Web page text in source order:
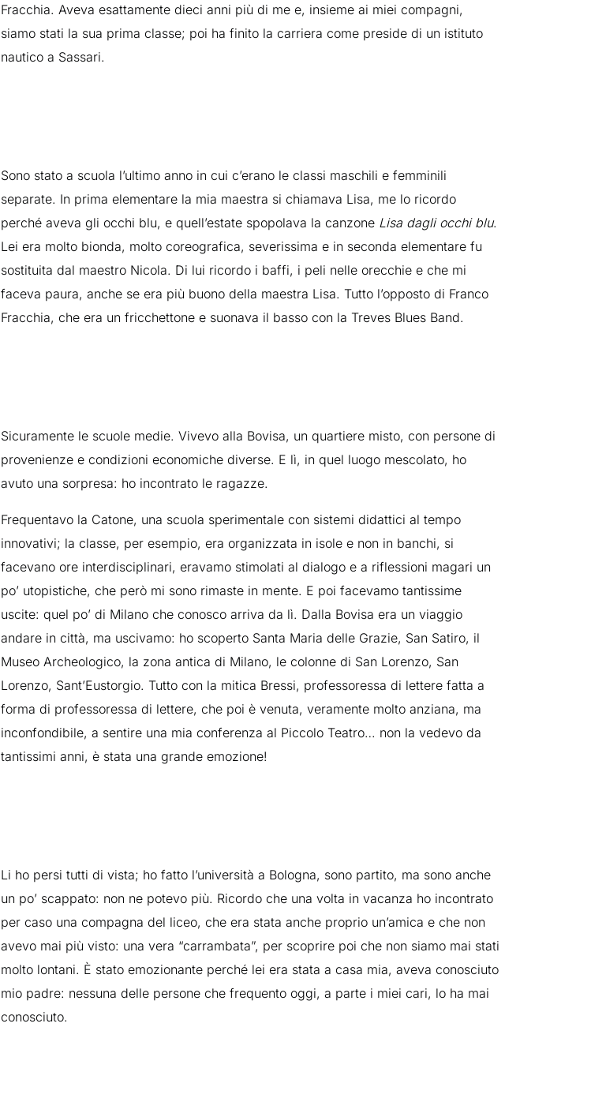
Fracchia. Aveva esattamente dieci anni più di me e, insieme ai miei compagni,
siamo stati la sua prima classe; poi ha finito la carriera come preside di un istituto
nautico a Sassari.
Sono stato a scuola l’ultimo anno in cui c’erano le classi maschili e femminili
separate. In prima elementare la mia maestra si chiamava Lisa, me lo ricordo
perché aveva gli occhi blu, e quell’estate spopolava la canzone Lisa dagli occhi blu.
Lei era molto bionda, molto coreografica, severissima e in seconda elementare fu
sostituita dal maestro Nicola. Di lui ricordo i baffi, i peli nelle orecchie e che mi
faceva paura, anche se era più buono della maestra Lisa. Tutto l’opposto di Franco
Fracchia, che era un fricchettone e suonava il basso con la Treves Blues Band.
Sicuramente le scuole medie. Vivevo alla Bovisa, un quartiere misto, con persone di
provenienze e condizioni economiche diverse. E lì, in quel luogo mescolato, ho
avuto una sorpresa: ho incontrato le ragazze.
Frequentavo la Catone, una scuola sperimentale con sistemi didattici al tempo
innovativi; la classe, per esempio, era organizzata in isole e non in banchi, si
facevano ore interdisciplinari, eravamo stimolati al dialogo e a riflessioni magari un
po’ utopistiche, che però mi sono rimaste in mente. E poi facevamo tantissime
uscite: quel po’ di Milano che conosco arriva da lì. Dalla Bovisa era un viaggio
andare in città, ma uscivamo: ho scoperto Santa Maria delle Grazie, San Satiro, il
Museo Archeologico, la zona antica di Milano, le colonne di San Lorenzo, San
Lorenzo, Sant’Eustorgio. Tutto con la mitica Bressi, professoressa di lettere fatta a
forma di professoressa di lettere, che poi è venuta, veramente molto anziana, ma
inconfondibile, a sentire una mia conferenza al Piccolo Teatro… non la vedevo da
tantissimi anni, è stata una grande emozione!
Li ho persi tutti di vista; ho fatto l’università a Bologna, sono partito, ma sono anche
un po’ scappato: non ne potevo più. Ricordo che una volta in vacanza ho incontrato
per caso una compagna del liceo, che era stata anche proprio un’amica e che non
avevo mai più visto: una vera “carrambata”, per scoprire poi che non siamo mai stati
molto lontani. È stato emozionante perché lei era stata a casa mia, aveva conosciuto
mio padre: nessuna delle persone che frequento oggi, a parte i miei cari, lo ha mai
conosciuto.